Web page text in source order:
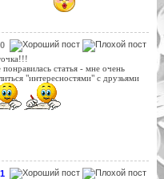
0
понравилась статья - мне очень
"интересностями" с друзьями